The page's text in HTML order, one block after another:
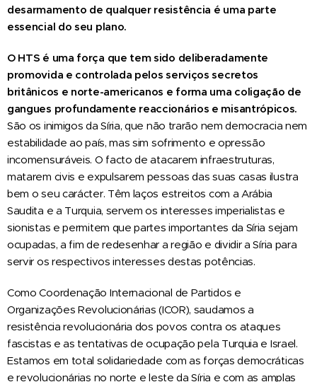
desarmamento de qualquer resistência é uma parte
essencial do seu plano.
O HTS é uma força que tem sido deliberadamente
promovida e controlada pelos serviços secretos
britânicos e norte-americanos e forma uma coligação de
gangues profundamente reaccionários e misantrópicos.
São os inimigos da Síria, que não trarão nem democracia nem
estabilidade ao país, mas sim sofrimento e opressão
incomensuráveis. O facto de atacarem infraestruturas,
matarem civis e expulsarem pessoas das suas casas ilustra
bem o seu carácter. Têm laços estreitos com a Arábia
Saudita e a Turquia, servem os interesses imperialistas e
sionistas e permitem que partes importantes da Síria sejam
ocupadas, a fim de redesenhar a região e dividir a Síria para
servir os respectivos interesses destas potências.
Como Coordenação Internacional de Partidos e
Organizações Revolucionárias (ICOR), saudamos a
resistência revolucionária dos povos contra os ataques
fascistas e as tentativas de ocupação pela Turquia e Israel.
Estamos em total solidariedade com as forças democráticas
e revolucionárias no norte e leste da Síria e com as amplas